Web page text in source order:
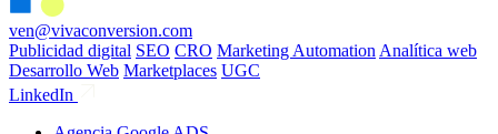
ven@vivaconversion.com
Publicidad digital SEO CRO Marketing Automation Analítica web
Desarrollo Web Marketplaces UGC
LinkedIn